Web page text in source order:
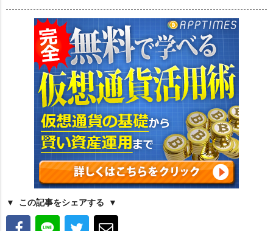
この記事をシェアする